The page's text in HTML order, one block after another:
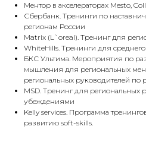
Ментор в акселераторах Mesto,
Сбербанк. Тренинги по
регионам России
Matrix (L`oreal). Тренинг для
WhiteHills. Тренинги для
БКС Ультима. Мероприятия по
мышления для региональных
региональных руководителей по
MSD. Тренинг для региональных
убеждениями
Kelly services. Программа
развитию soft-skills.